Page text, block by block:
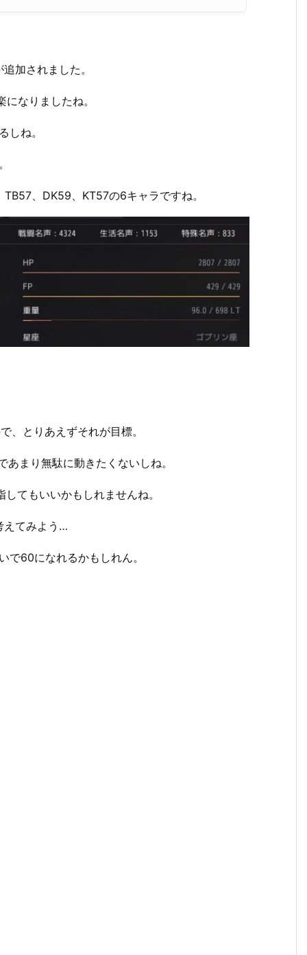
加されました。
なりましたね。
しね。
、DK59、KT57の6キャラですね。
、とりあえずそれが目標。
まり無駄に動きたくないしね。
てもいいかもしれませんね。
えてみよう…
で60になれるかもしれん。